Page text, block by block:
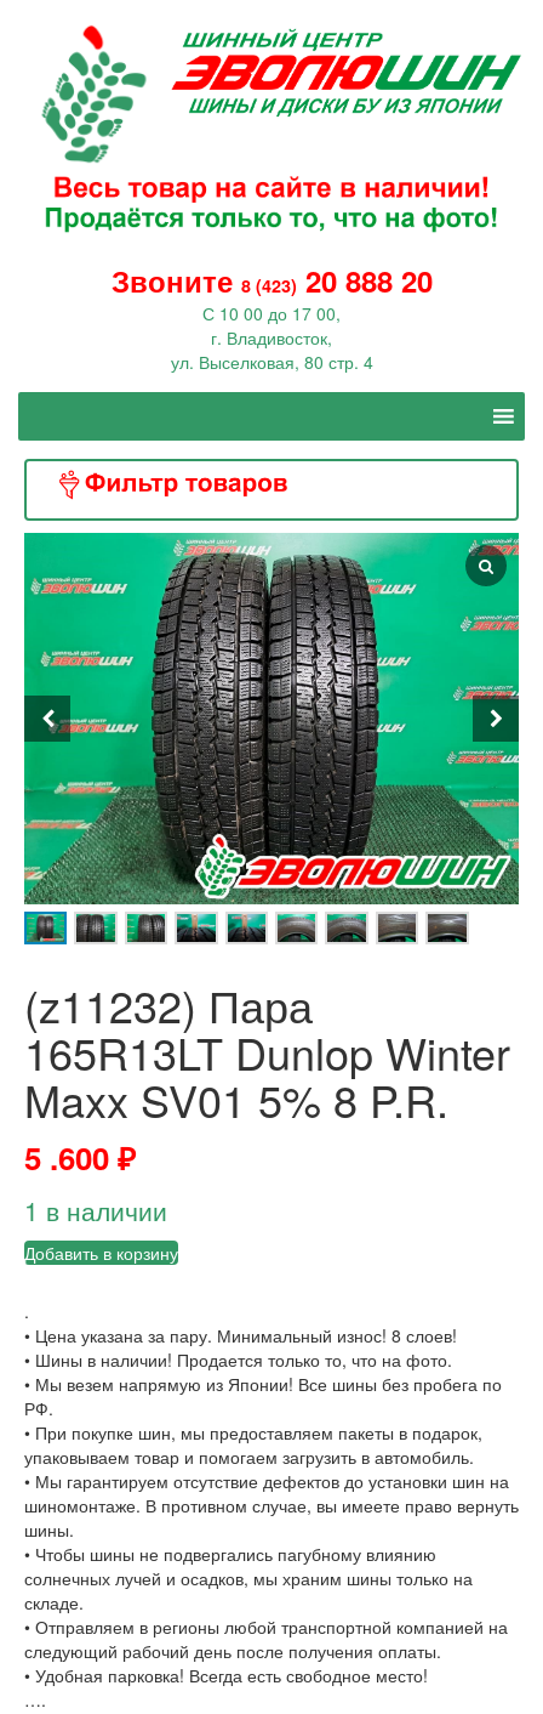
Звоните 8 (423) 20 888 20
С 10 00 до 17 00,
г. Владивосток,
ул. Выселковая, 80 стр. 4
(z11232) Пара
165R13LT Dunlop Winter
Maxx SV01 5% 8 P.R.
5 .600₽
1 в наличии
Добавить в корзину
.
• Цена указана за пару. Минимальный износ! 8 слоев!
• Шины в наличии! Продается только то, что на фото.
• Мы везем напрямую из Японии! Все шины без пробега по
РФ.
• При покупке шин, мы предоставляем пакеты в подарок,
упаковываем товар и помогаем загрузить в автомобиль.
• Мы гарантируем отсутствие дефектов до установки шин на
шиномонтаже. В противном случае, вы имеете право вернуть
шины.
• Чтобы шины не подвергались пагубному влиянию
солнечных лучей и осадков, мы храним шины только на
складе.
• Отправляем в регионы любой транспортной компанией на
следующий рабочий день после получения оплаты.
• Удобная парковка! Всегда есть свободное место!
….